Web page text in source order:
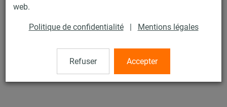
web.
Politique de confidentialité | Mentions légales
Refuser Accepter
Fixation rapide MPR
Fixation rapide MPR, M12, pour Profil 41/41, zinguée